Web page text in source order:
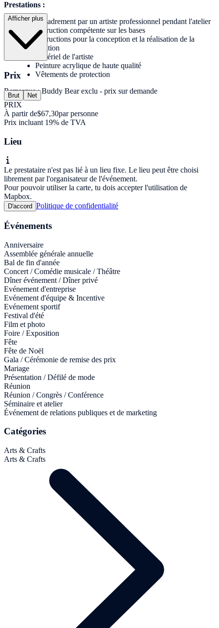
Prestations :
Encadrement par un artiste professionnel pendant l'atelier
Instruction compétente sur les bases
Instructions pour la conception et la réalisation de la
création
Matériel de l'artiste
Peinture acrylique de haute qualité
Vêtements de protection
Remarque : Buddy Bear exclu - prix sur demande
Afficher plus
Prix
Brut Net
PRIX
À partir de$67,30par personne
Prix incluant 19% de TVA
Lieu
Le prestataire n'est pas lié à un lieu fixe. Le lieu peut être choisi
librement par l'organisateur de l'événement.
Pour pouvoir utiliser la carte, tu dois accepter l'utilisation de
Mapbox.
D'accord Politique de confidentialité
Événements
Anniversaire
Assemblée générale annuelle
Bal de fin d'année
Concert / Comédie musicale / Théâtre
Dîner événement / Dîner privé
Evénement d'entreprise
Evénement d'équipe & Incentive
Evénement sportif
Festival d'été
Film et photo
Foire / Exposition
Fête
Fête de Noël
Gala / Cérémonie de remise des prix
Mariage
Présentation / Défilé de mode
Réunion
Réunion / Congrès / Conférence
Séminaire et atelier
Événement de relations publiques et de marketing
Catégories
Arts & Crafts
Arts & Crafts